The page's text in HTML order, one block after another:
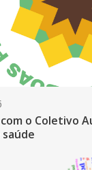
o Coletivo